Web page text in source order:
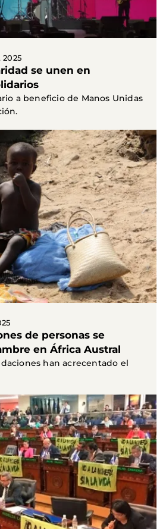
2025
se unen en
a beneficio de Manos Unidas
de personas se
en África Austral
han acrecentado el